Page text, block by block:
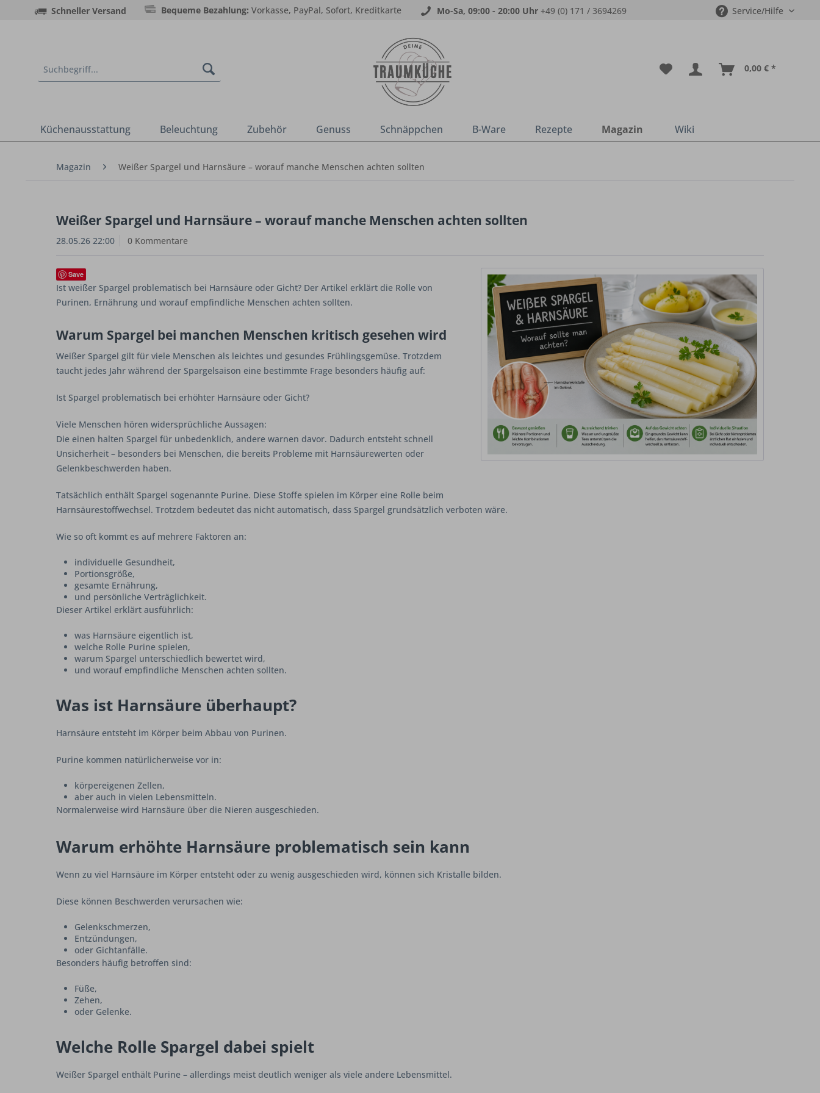
Schneller Versand Bequeme Bezahlung: Vorkasse, PayPal, Sofort, Kreditkarte Mo-Sa, 09:00 - 20:00 Uhr +49 (0) 171 / 3694269 Service/Hilfe
0,00 € *
Küchenausstattung Beleuchtung Zubehör Genuss Schnäppchen B-Ware Rezepte Magazin Wiki
Magazin Weißer Spargel und Harnsäure – worauf manche Menschen achten sollten
Weißer Spargel und Harnsäure – worauf manche Menschen achten sollten
28.05.26 22:00 0 Kommentare
Save
Ist weißer Spargel problematisch bei Harnsäure oder Gicht? Der Artikel erklärt die Rolle von
Purinen, Ernährung und worauf empfindliche Menschen achten sollten.
Warum Spargel bei manchen Menschen kritisch gesehen wird
Weißer Spargel gilt für viele Menschen als leichtes und gesundes Frühlingsgemüse. Trotzdem
taucht jedes Jahr während der Spargelsaison eine bestimmte Frage besonders häufig auf:
Ist Spargel problematisch bei erhöhter Harnsäure oder Gicht?
Viele Menschen hören widersprüchliche Aussagen:
Die einen halten Spargel für unbedenklich, andere warnen davor. Dadurch entsteht schnell
Unsicherheit – besonders bei Menschen, die bereits Probleme mit Harnsäurewerten oder
Gelenkbeschwerden haben.
Tatsächlich enthält Spargel sogenannte Purine. Diese Stoffe spielen im Körper eine Rolle beim
Harnsäurestoffwechsel. Trotzdem bedeutet das nicht automatisch, dass Spargel grundsätzlich verboten wäre.
Wie so oft kommt es auf mehrere Faktoren an:
individuelle Gesundheit,
Portionsgröße,
gesamte Ernährung,
und persönliche Verträglichkeit.
Dieser Artikel erklärt ausführlich:
was Harnsäure eigentlich ist,
welche Rolle Purine spielen,
warum Spargel unterschiedlich bewertet wird,
und worauf empfindliche Menschen achten sollten.
Was ist Harnsäure überhaupt?
Harnsäure entsteht im Körper beim Abbau von Purinen.
Purine kommen natürlicherweise vor in:
körpereigenen Zellen,
aber auch in vielen Lebensmitteln.
Normalerweise wird Harnsäure über die Nieren ausgeschieden.
Warum erhöhte Harnsäure problematisch sein kann
Wenn zu viel Harnsäure im Körper entsteht oder zu wenig ausgeschieden wird, können sich Kristalle bilden.
Diese können Beschwerden verursachen wie:
Gelenkschmerzen,
Entzündungen,
oder Gichtanfälle.
Besonders häufig betroffen sind:
Füße,
Zehen,
oder Gelenke.
Welche Rolle Spargel dabei spielt
Weißer Spargel enthält Purine – allerdings meist deutlich weniger als viele andere Lebensmittel.